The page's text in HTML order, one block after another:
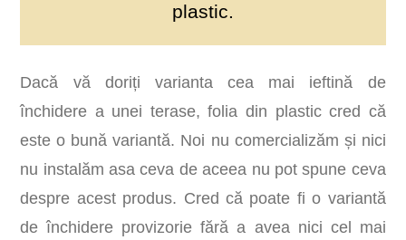
plastic.
Dacă vă doriți varianta cea mai ieftină de
închidere a unei terase, folia din plastic cred că
este o bună variantă. Noi nu comercializăm și nici
nu instalăm asa ceva de aceea nu pot spune ceva
despre acest produs. Cred că poate fi o variantă
de închidere provizorie fără a avea nici cel mai